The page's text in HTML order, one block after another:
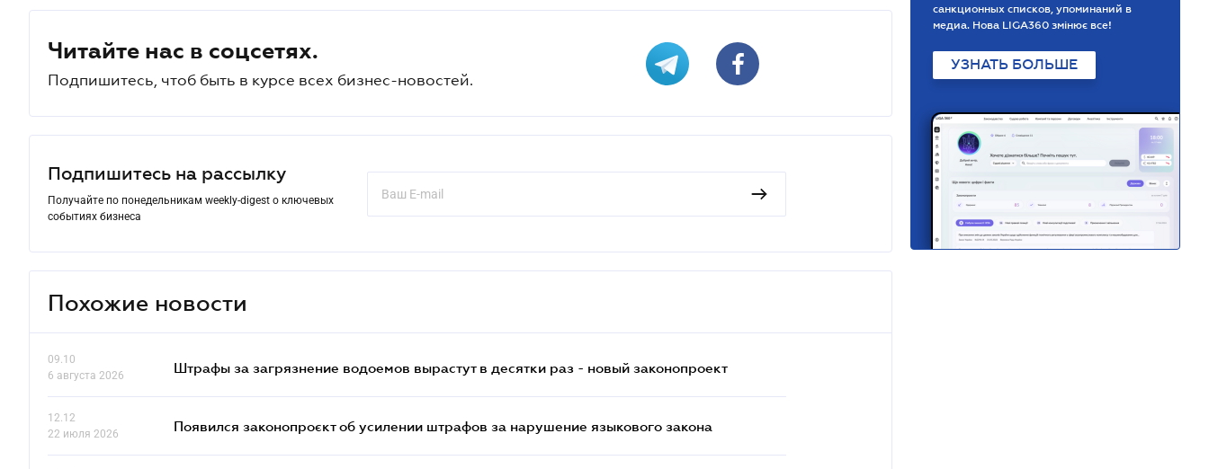
Читайте нас в соцсетях.
Подпишитесь, чтоб быть в курсе всех бизнес-новостей.
Подпишитесь на рассылку
Получайте по понедельникам weekly-digest о ключевых
событиях бизнеса
Похожие новости
09.10
6 августа 2026
Штрафы за загрязнение водоемов вырастут в десятки раз - новый законопроект
12.12
22 июля 2026
Появился законопроєкт об усилении штрафов за нарушение языкового закона
санкционных списков, упоминаний в
медиа. Нова LIGA360 змінює все!
УЗНАТЬ БОЛЬШЕ